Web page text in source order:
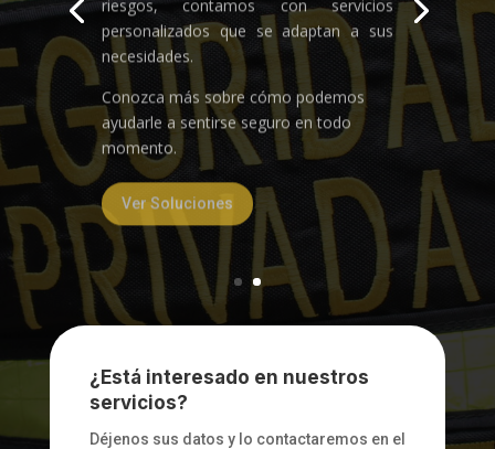
personalizados que se adaptan a sus
necesidades.
Conozca más sobre cómo podemos
ayudarle a sentirse seguro en todo
momento.
Ver Soluciones
¿Está interesado en nuestros
servicios?
Déjenos sus datos y lo contactaremos en el